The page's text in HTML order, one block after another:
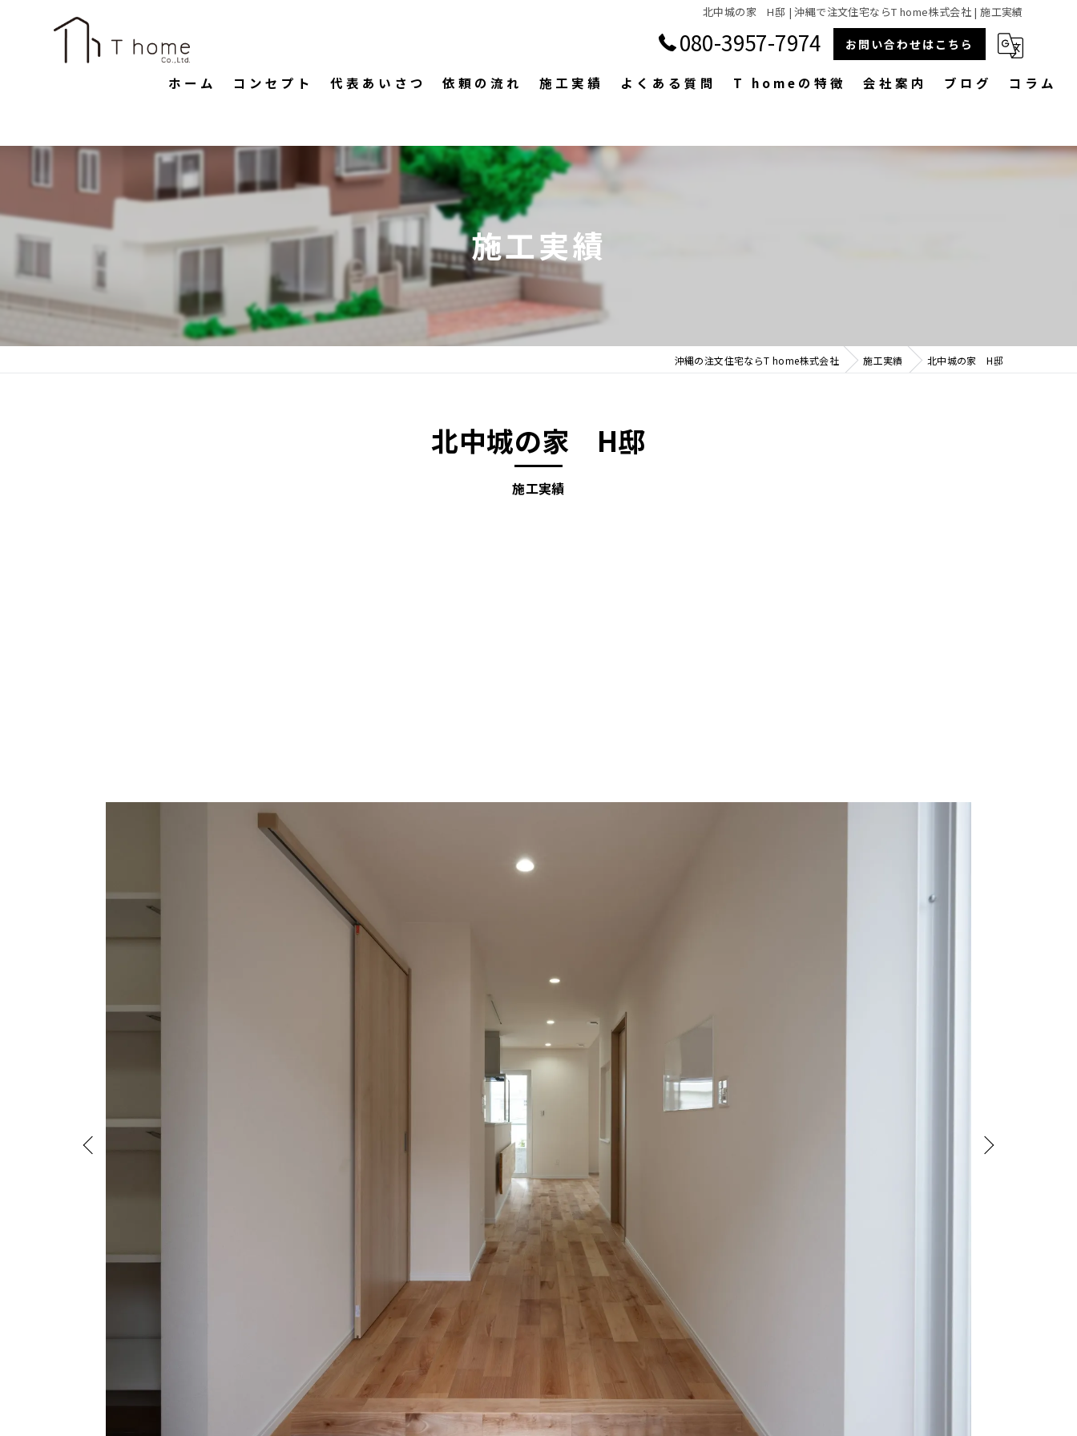
北中城の家 H邸 | 沖縄で注文住宅ならT home株式会社 | 施工実績
080-3957-7974 お問い合わせはこちら
ホーム コンセプト 代表あいさつ 依頼の流れ 施工実績 よくある質問 T homeの特徴 会社案内 ブログ コラム
施工実績
沖縄の注文住宅ならT home株式会社 施工実績 北中城の家 H邸
施工実績
北中城の家 H邸